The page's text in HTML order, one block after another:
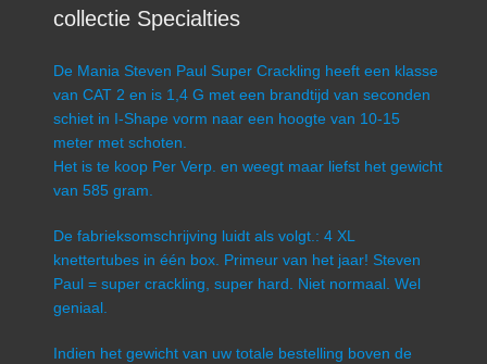
collectie Specialties
De Mania Steven Paul Super Crackling heeft een klasse
van CAT 2 en is 1,4 G met een brandtijd van seconden
schiet in I-Shape vorm naar een hoogte van 10-15
meter met schoten.
Het is te koop Per Verp. en weegt maar liefst het gewicht
van 585 gram.
De fabrieksomschrijving luidt als volgt.: 4 XL
knettertubes in één box. Primeur van het jaar! Steven
Paul = super crackling, super hard. Niet normaal. Wel
geniaal.
Indien het gewicht van uw totale bestelling boven de